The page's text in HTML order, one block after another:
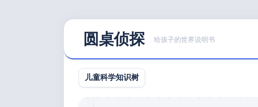
圆桌侦探 给孩子的世界说明书
儿童科学知识树